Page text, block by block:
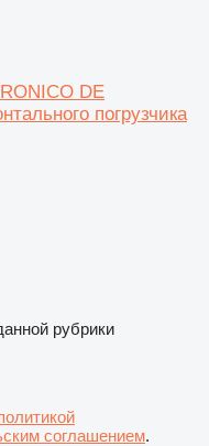
DE
погрузчика
рубрики
соглашением.